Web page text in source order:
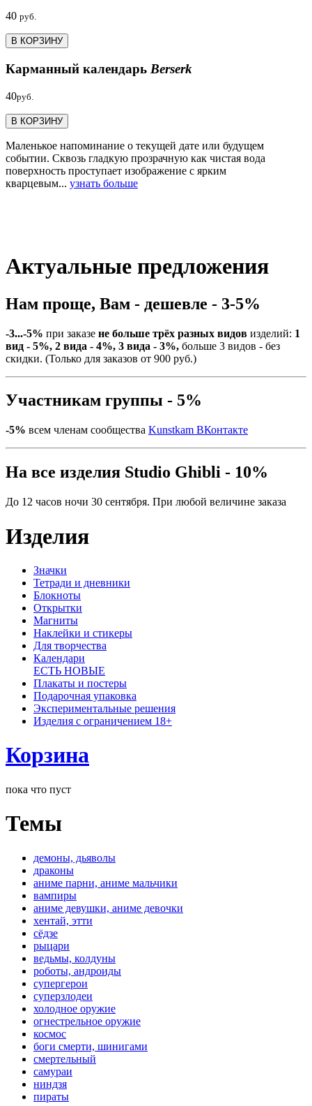
40 руб.
В КОРЗИНУ
Карманный календарь Berserk
40руб.
В КОРЗИНУ
Маленькое напоминание о текущей дате или будущем
событии. Сквозь гладкую прозрачную как чистая вода
поверхность проступает изображение с ярким
кварцевым... узнать больше
Актуальные предложения
Нам проще, Вам - дешевле - 3-5%
-3...-5% при заказе не больше трёх разных видов изделий: 1
вид - 5%, 2 вида - 4%, 3 вида - 3%, больше 3 видов - без
скидки. (Только для заказов от 900 руб.)
Участникам группы - 5%
-5% всем членам сообщества Kunstkam ВКонтакте
На все изделия Studio Ghibli - 10%
До 12 часов ночи 30 сентября. При любой величине заказа
Изделия
Значки
Тетради и дневники
Блокноты
Открытки
Магниты
Наклейки и стикеры
Для творчества
Календари
ЕСТЬ НОВЫЕ
Плакаты и постеры
Подарочная упаковка
Экспериментальные решения
Изделия с ограничением 18+
Корзина
пока что пуст
Темы
демоны, дьяволы
драконы
аниме парни, аниме мальчики
вампиры
аниме девушки, аниме девочки
хентай, этти
сёдзе
рыцари
ведьмы, колдуны
роботы, андроиды
супергерои
суперзлодеи
холодное оружие
огнестрельное оружие
космос
боги смерти, шинигами
смертельный
самураи
ниндзя
пираты